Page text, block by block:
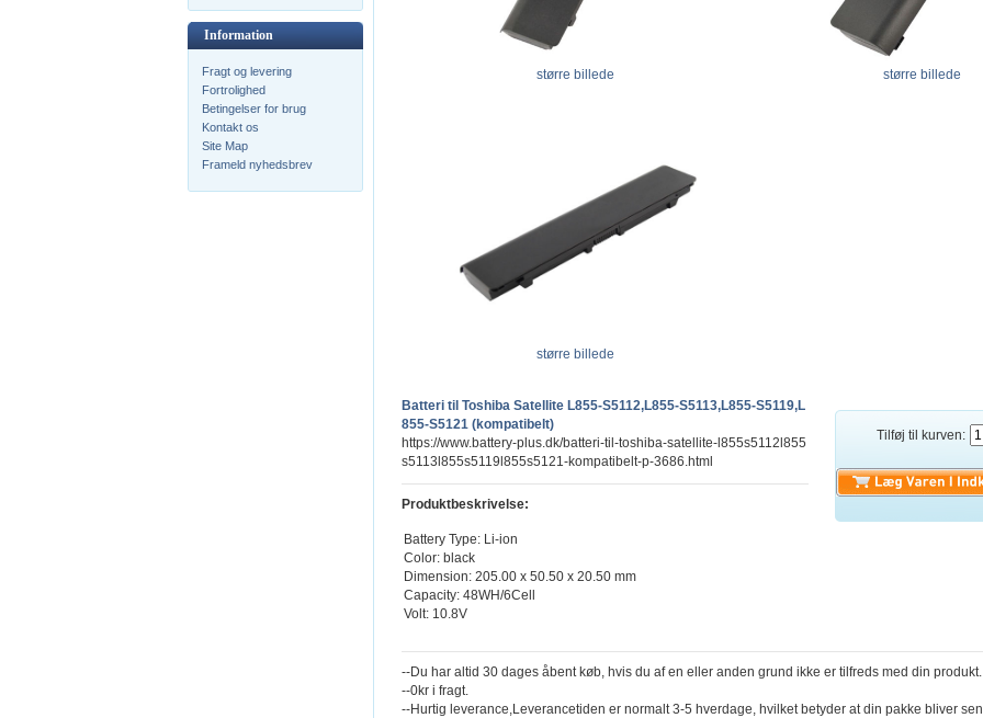
Information
Fragt og levering
Fortrolighed
Betingelser for brug
Kontakt os
Site Map
Frameld nyhedsbrev
større billede større billede
større billede
Tilføj til kurven:
Batteri til Toshiba Satellite L855-S5112,L855-S5113,L855-S5119,L
855-S5121 (kompatibelt)
https://www.battery-plus.dk/batteri-til-toshiba-satellite-l855s5112l855
s5113l855s5119l855s5121-kompatibelt-p-3686.html
Produktbeskrivelse:
Battery Type: Li-ion
Color: black
Dimension: 205.00 x 50.50 x 20.50 mm
Capacity: 48WH/6Cell
Volt: 10.8V
--Du har altid 30 dages åbent køb, hvis du af en eller anden grund ikke er tilfreds med din produkt.
--0kr i fragt.
--Hurtig leverance,Leverancetiden er normalt 3-5 hverdage, hvilket betyder at din pakke bliver